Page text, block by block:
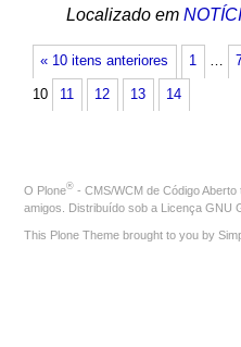
Localizado em
« 10 itens anteriores 1 …
10 11 12 13 14
O Plone® - CMS/WCM de Código Aberto
amigos. Distribuído sob a Licença GNU
This Plone Theme brought to you by